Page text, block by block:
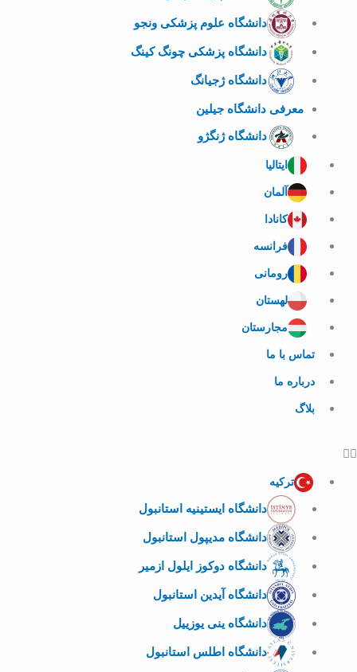
دانشگاه علوم پزشکی ونجو
دانشگاه پزشکی چونگ کینگ
دانشگاه ژجیانگ
معرفی دانشگاه جیلین
دانشگاه ژنگژو
ایتالیا
آلمان
کانادا
فرانسه
رومانی
لهستان
مجارستان
تماس با ما
درباره ما
بلاگ
ترکیه
دانشگاه ایستینیه استانبول
دانشگاه مدیپول استانبول
دانشگاه دوکوز ایلول ازمیر
دانشگاه آیدین استانبول
دانشگاه ینی یوزییل
دانشگاه اطلس استانبول